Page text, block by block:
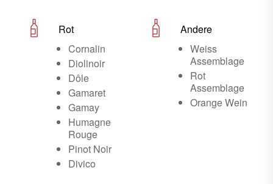
Rot
Cornalin
Diolinoir
Dôle
Gamaret
Gamay
Humagne
Rouge
Pinot Noir
Divico
Andere
Weiss
Assemblage
Rot
Assemblage
Orange Wein